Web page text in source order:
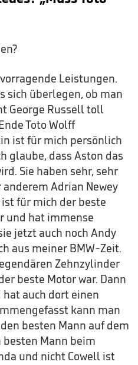
Leistungen.
sich überlegen, ob man
George Russell toll
Toto Wolff
ist für mich persönlich
glaube, dass Aston das
Sie haben sehr, sehr
Adrian Newey
ist für mich der beste
und hat immense
jetzt auch noch Andy
aus meiner BMW-Zeit.
Zehnzylinder
beste Motor war. Dann
hat auch dort einen
kann man
besten Mann auf dem
Mann beim
und nicht Cowell ist